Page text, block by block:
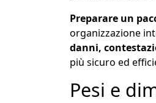
Preparare un
organizzazione
danni,
più sicuro ed
Pesi e